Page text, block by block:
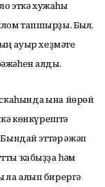
эткә хужаһы
тапшырҙы. Был,
ауыр хеҙмәте
алды.
ғына йөрөй
көнкүрештә
эттәр ғәжәп
ҡабыҙҙа һәм
ла алып бирергә